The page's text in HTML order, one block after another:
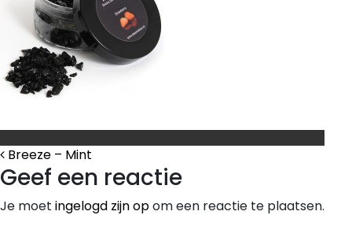
Bericht Navigatie
Breeze – Mint
Geef een reactie
Je moet ingelogd zijn opom een reactie te plaatsen.